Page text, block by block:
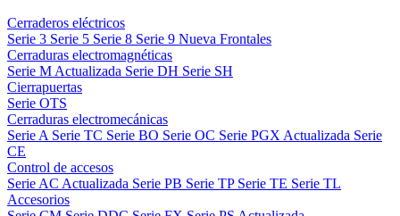
Cerraderos eléctricos
Serie 3 Serie 5 Serie 8 Serie 9 Nueva Frontales
Cerraduras electromagnéticas
Serie M Actualizada Serie DH Serie SH
Cierrapuertas
Serie OTS
Cerraduras electromecánicas
Serie A Serie TC Serie BO Serie OC Serie PGX Actualizada Serie
CE
Control de accesos
Serie AC Actualizada Serie PB Serie TP Serie TE Serie TL
Accesorios